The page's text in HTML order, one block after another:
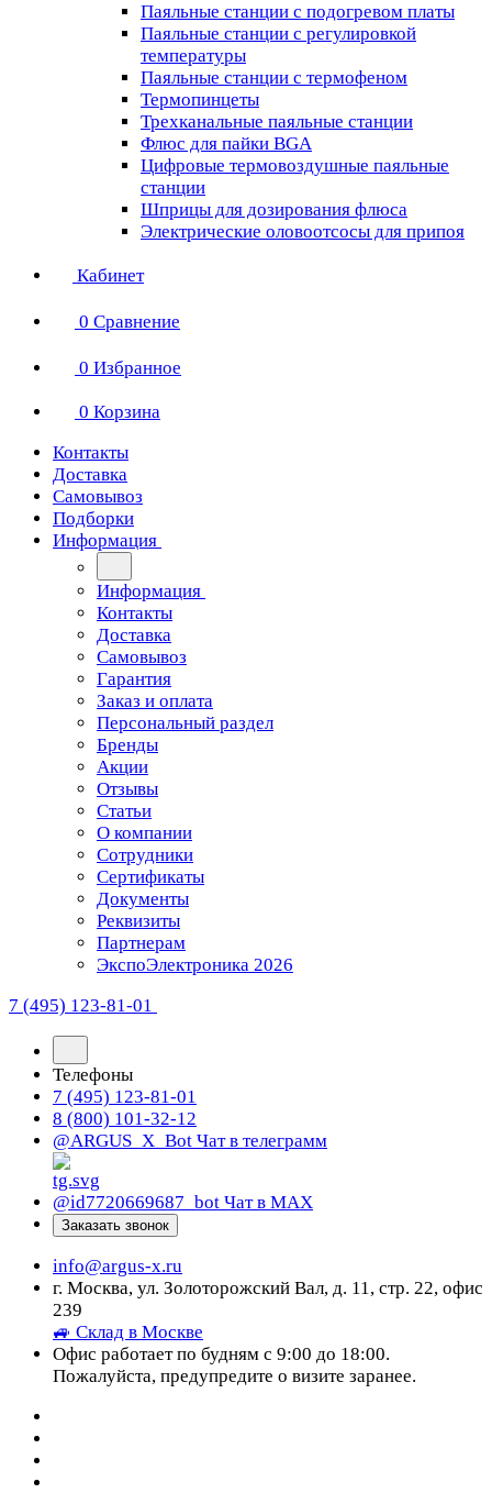
Паяльные станции с подогревом платы
Паяльные станции с регулировкой
температуры
Паяльные станции с термофеном
Термопинцеты
Трехканальные паяльные станции
Флюс для пайки BGA
Цифровые термовоздушные паяльные
станции
Шприцы для дозирования флюса
Электрические оловоотсосы для припоя
Кабинет
0 Сравнение
0 Избранное
0 Корзина
Контакты
Доставка
Самовывоз
Подборки
Информация
Информация
Контакты
Доставка
Самовывоз
Гарантия
Заказ и оплата
Персональный раздел
Бренды
Акции
Отзывы
Статьи
О компании
Сотрудники
Сертификаты
Документы
Реквизиты
Партнерам
ЭкспоЭлектроника 2026
7 (495) 123-81-01
Телефоны
7 (495) 123-81-01
8 (800) 101-32-12
@ARGUS_X_Bot Чат в телеграмм
@id7720669687_bot Чат в МАХ
Заказать звонок
info@argus-x.ru
г. Москва, ул. Золоторожский Вал, д. 11, стр. 22, офис
239
🚙 Склад в Москве
Офис работает по будням с 9:00 до 18:00.
Пожалуйста, предупредите о визите заранее.